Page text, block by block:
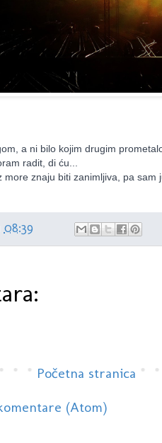
a ni bilo kojim drugim
radit, di ću...
more znaju biti zanimljiva, pa
08:39
Početna stranica
(Atom)